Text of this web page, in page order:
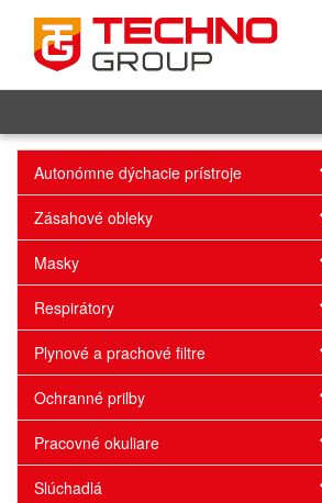
Autonómne dýchacie prístroje
Zásahové obleky
Masky
Respirátory
Plynové a prachové filtre
Ochranné prilby
Pracovné okuliare
Slúchadlá